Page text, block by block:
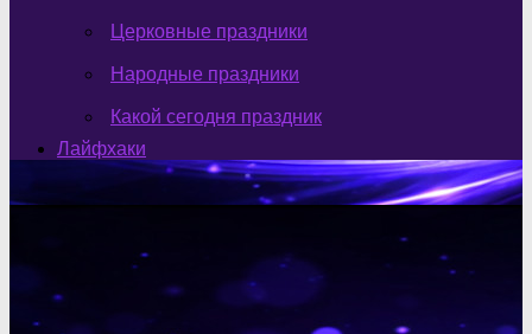
Церковные праздники
Народные праздники
Какой сегодня праздник
Лайфхаки